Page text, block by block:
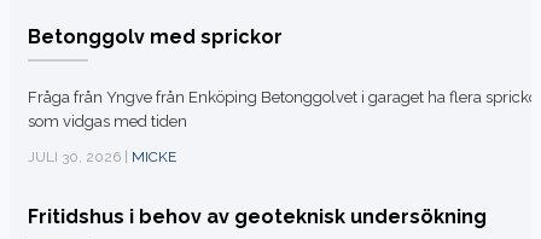
Betonggolv med sprickor
Fråga från Yngve från Enköping Betonggolvet i garaget ha flera
som vidgas med tiden
JULI 30, 2026 | MICKE
Fritidshus i behov av geoteknisk undersökning